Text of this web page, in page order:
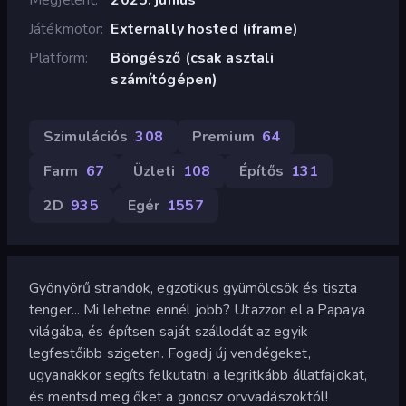
Játékmotor Externally hosted (iframe)
Platform
Böngésző (csak asztali
számítógépen)
Szimulációs 308 Premium 64
Farm 67 Üzleti 108 Építős 131
2D 935 Egér 1557
Gyönyörű strandok, egzotikus gyümölcsök és tiszta
tenger... Mi lehetne ennél jobb? Utazzon el a Papaya
világába, és építsen saját szállodát az egyik
legfestőibb szigeten. Fogadj új vendégeket,
ugyanakkor segíts felkutatni a legritkább állatfajokat,
és mentsd meg őket a gonosz orvvadászoktól!